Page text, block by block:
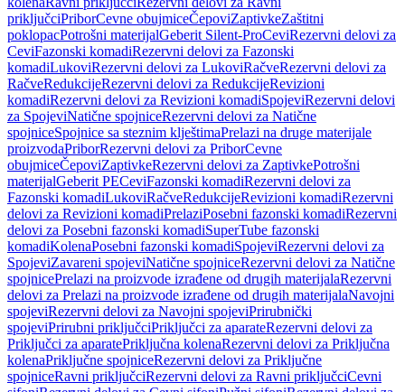
priključciPriborCevne obujmiceČepoviZaptivkeZaštitni
poklopacPotrošni materijalGeberit Silent-ProCeviRezervni delovi za
CeviFazonski komadiRezervni delovi za Fazonski
komadiLukoviRezervni delovi za LukoviRačveRezervni delovi za
RačveRedukcijeRezervni delovi za RedukcijeRevizioni
komadiRezervni delovi za Revizioni komadiSpojeviRezervni delovi
za SpojeviNatične spojniceRezervni delovi za Natične
spojniceSpojnice sa steznim klještimaPrelazi na druge materijale
proizvodaPriborRezervni delovi za PriborCevne
obujmiceČepoviZaptivkeRezervni delovi za ZaptivkePotrošni
materijalGeberit PECeviFazonski komadiRezervni delovi za
Fazonski komadiLukoviRačveRedukcijeRevizioni komadiRezervni
delovi za Revizioni komadiPrelaziPosebni fazonski komadiRezervni
delovi za Posebni fazonski komadiSuperTube fazonski
komadiKolenaPosebni fazonski komadiSpojeviRezervni delovi za
SpojeviZavareni spojeviNatične spojniceRezervni delovi za Natične
spojnicePrelazi na proizvode izrađene od drugih materijalaRezervni
delovi za Prelazi na proizvode izrađene od drugih materijalaNavojni
spojeviRezervni delovi za Navojni spojeviPrirubnički
spojeviPrirubni priključciPriključci za aparateRezervni delovi za
Priključci za aparatePriključna kolenaRezervni delovi za Priključna
kolenaPriključne spojniceRezervni delovi za Priključne
spojniceRavni priključciRezervni delovi za Ravni priključciCevni